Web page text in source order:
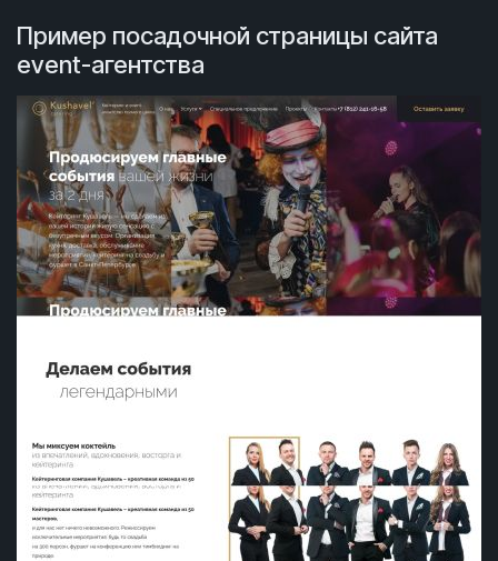
Пример посадочной страницы сайта
event-агентства